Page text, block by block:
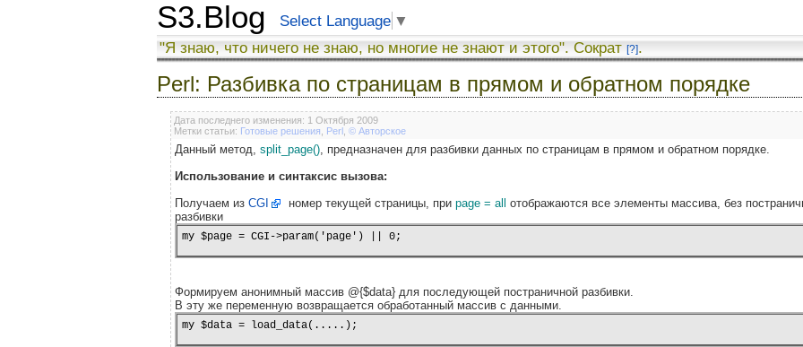
S3.Blog Select Language ▼
"Я знаю, что ничего не знаю, но многие не знают и этого". Сократ [?].
Perl: Разбивка по страницам в прямом и обратном порядке
Дата последнего изменения: 1 Октября 2009
Метки статьи: Готовые решения Perl, © Авторское
Данный метод, split_page(), предназначен для разбивки данных по страницам в прямом и обратном порядке.
Использование и синтаксис вызова:
Получаем из CGI номер текущей страницы, при page = all отображаются все элементы массива, без
разбивки
my $page = CGI->param('page') || 0;
Формируем анонимный массив @{$data} для последующей постраничной разбивки.
В эту же переменную возвращается обработанный массив с данными.
my $data = load_data(.....);